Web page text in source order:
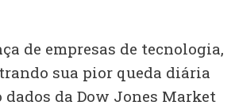
de empresas de tecnologia,
sua pior queda diária
dados da Dow Jones Market